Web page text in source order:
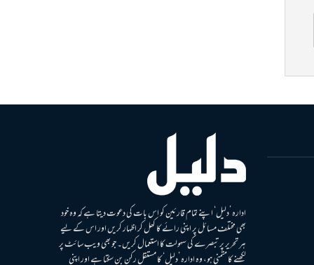
ادارہ ’دلیل‘ اپنے تمام قارئین کو اس بات کی دعوت دیتا ہے کہ وہ خود
بھی مختلف مسائل پر اپنی رائے کا کھل کر اظہار کریں اور اس کے لیے
ہر تحریر پر تبصرے کی سہولت کا استعمال کریں۔ جو بھی ویب سائٹ پر
لکھنے کا متمنی ہو، وہ ادارہ ’دلیل‘ کا مستقل رکن بن سکتا ہے اور اپنی